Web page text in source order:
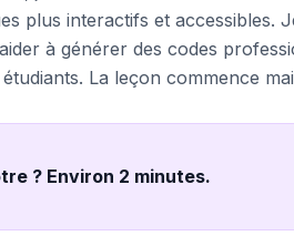
plus interactifs et accessibles.
à générer des codes
La leçon commence
? Environ 2 minutes.